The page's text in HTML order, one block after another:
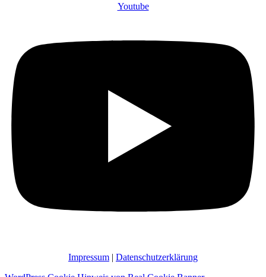
Youtube
Impressum | Datenschutzerklärung